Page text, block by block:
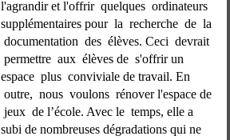
l'agrandir et l'offrir  quelques  ordinateurs
supplémentaires pour  la  recherche  de  la
documentation  des  élèves. Ceci  devrait
permettre  aux  élèves de  s'offrir un
espace  plus  conviviale de travail. En
outre,  nous  voulons  rénover l'espace de
jeux  de l’école. Avec le  temps, elle a
subi de nombreuses dégradations qui ne